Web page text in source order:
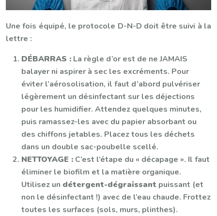
Une fois équipé, le protocole D-N-D doit être suivi à la
lettre :
DÉBARRAS : La règle d’or est de ne JAMAIS
balayer ni aspirer à sec les excréments. Pour
éviter l’aérosolisation, il faut d’abord pulvériser
légèrement un désinfectant sur les déjections
pour les humidifier. Attendez quelques minutes,
puis ramassez-les avec du papier absorbant ou
des chiffons jetables. Placez tous les déchets
dans un double sac-poubelle scellé.
NETTOYAGE : C’est l’étape du « décapage ». Il faut
éliminer le biofilm et la matière organique.
Utilisez un détergent-dégraissant puissant (et
non le désinfectant !) avec de l’eau chaude. Frottez
toutes les surfaces (sols, murs, plinthes).